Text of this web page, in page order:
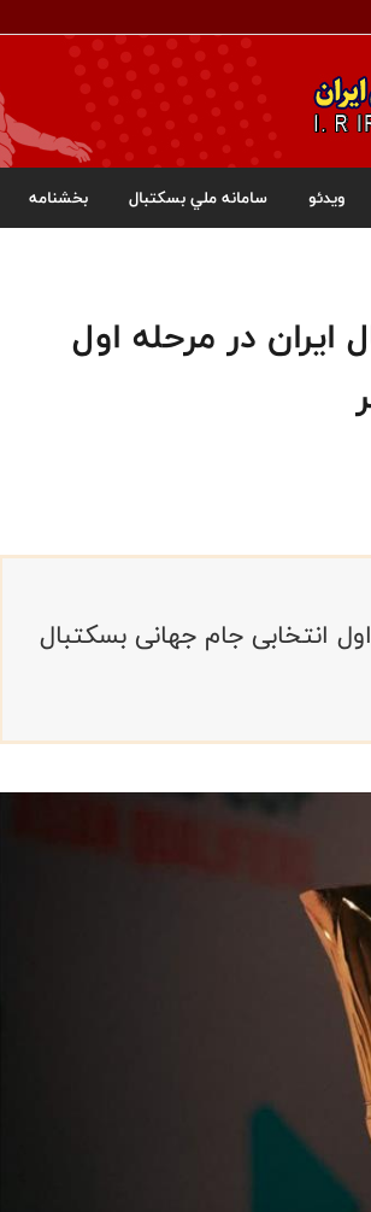
ویدئو سامانه ملي بسکتبال بخشنامه
ایران در مرحله اول
انتخابی جام جهانی بسکتبال